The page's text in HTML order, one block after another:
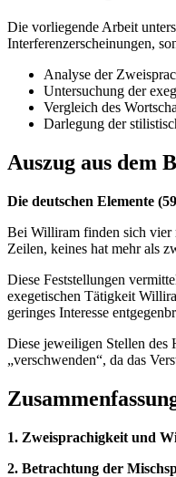
Die vorliegende Arbeit
Interferenzerscheinungen,
Analyse der
Untersuchung der
Vergleich des
Darlegung der
Auszug aus dem
Die deutschen Elemente
Bei Williram finden sich vier
Zeilen, keines hat mehr als
Diese Feststellungen
exegetischen Tätigkeit
geringes Interesse
Diese jeweiligen Stellen des
„verschwenden“, da das
1. Zweisprachigkeit und
2. Betrachtung der